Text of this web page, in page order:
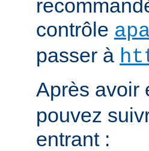
contrôle
passer à
Après avoir
pouvez
entrant :